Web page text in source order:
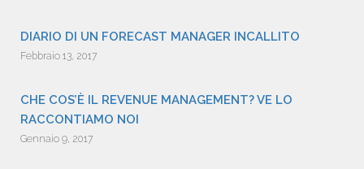
DIARIO DI UN FORECAST MANAGER INCALLITO
Febbraio 13, 2017
CHE COS’È IL REVENUE MANAGEMENT? VE LO
RACCONTIAMO NOI
Gennaio 9, 2017